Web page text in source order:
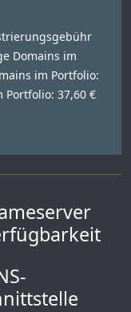
Domains im
im Portfolio:
Portfolio: 37,60 €